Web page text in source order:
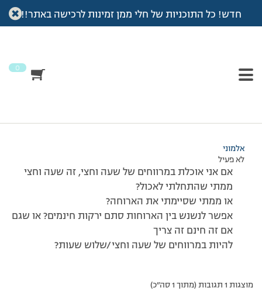
חדש! כל התוכניות של חלי ממן זמינות לרכישה באתר!!
0
עמוד הבית >דיונים>פורום >זמני ארוחות
מוצגות 1 תגובות (מתוך 1 סה״כ)
אלמוני
לא פעיל
אם אני אוכלת במרווחים של שעה וחצי, זה שעה וחצי
ממתי שהתחלתי לאכול?
או ממתי שסיימתי את הארוחה?
אפשר לנשנש בין הארוחות סתם ירקות חינמים? או שגם
אם זה חינם זה צריך
להיות במרווחים של שעה וחצי/שלוש שעות?
מוצגות 1 תגובות (מתוך 1 סה״כ)